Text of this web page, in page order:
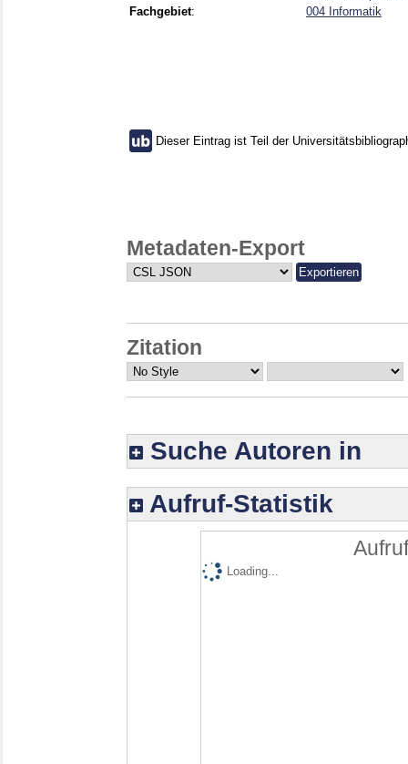
Fachgebiet: 004 Informatik
Dieser Eintrag ist Teil der
Metadaten-Export
Zitation
Suche Autoren in
Aufruf-Statistik
Loading...